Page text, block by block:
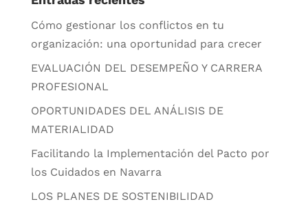
Cómo gestionar los conflictos en tu
organización: una oportunidad para crecer
EVALUACIÓN DEL DESEMPEÑO Y CARRERA
PROFESIONAL
OPORTUNIDADES DEL ANÁLISIS DE
MATERIALIDAD
Facilitando la Implementación del Pacto por
los Cuidados en Navarra
LOS PLANES DE SOSTENIBILIDAD